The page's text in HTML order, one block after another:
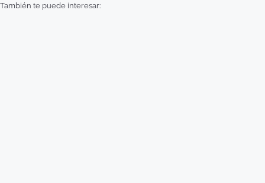
También te puede interesar: